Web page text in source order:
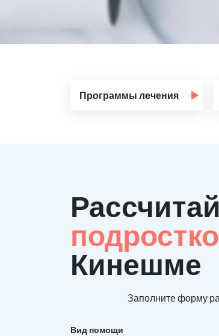
Программы лечения
Кинешме
Заполните форму
Вид помощи